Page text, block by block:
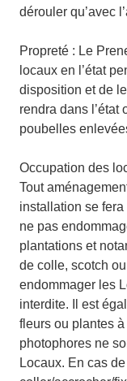
dérouler qu’avec
Propreté : Le
locaux en l’état
disposition et de
rendra dans l’état
poubelles
Occupation des
Tout
installation se
ne pas
plantations et
de colle, scotch
endommager les
interdite. Il est
fleurs ou plantes
photophores ne
Locaux. En cas